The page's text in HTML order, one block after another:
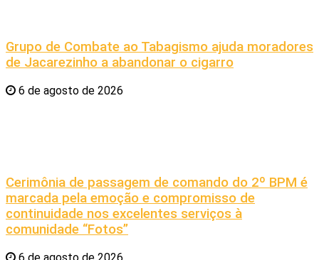
Grupo de Combate ao Tabagismo ajuda moradores
de Jacarezinho a abandonar o cigarro
6 de agosto de 2026
Cerimônia de passagem de comando do 2º BPM é
marcada pela emoção e compromisso de
continuidade nos excelentes serviços à
comunidade “Fotos”
6 de agosto de 2026